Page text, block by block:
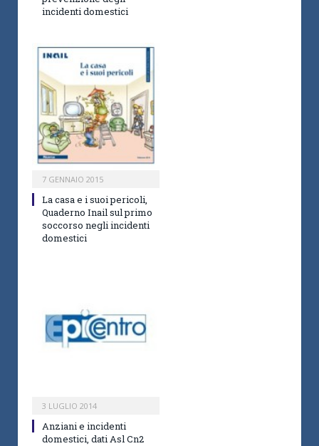
incidenti domestici
7 GENNAIO 2015
La casa e i suoi pericoli,
Quaderno Inail sul primo
soccorso negli incidenti
domestici
3 LUGLIO 2014
Anziani e incidenti
domestici, dati Asl Cn2